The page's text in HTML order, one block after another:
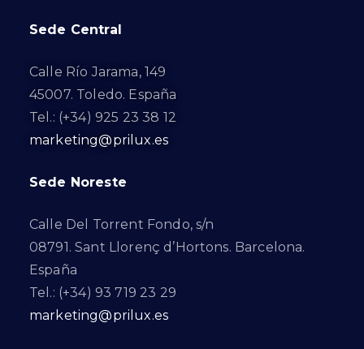
Sede Central
Calle Río Jarama, 149
45007. Toledo. España
Tel.: (+34) 925 23 38 12
marketing@prilux.es
Sede Noreste
Calle Del Torrent Fondo, s/n
08791. Sant Llorenç d’Hortons. Barcelona.
España
Tel.: (+34) 93 719 23 29
marketing@prilux.es